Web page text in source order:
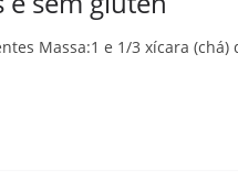
Massa:1 e 1/3 xícara